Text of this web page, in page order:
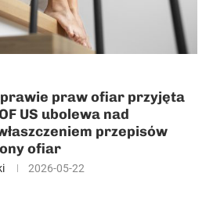
praw ofiar przyjęta
US ubolewa nad
przepisów
ofiar
2026-05-22